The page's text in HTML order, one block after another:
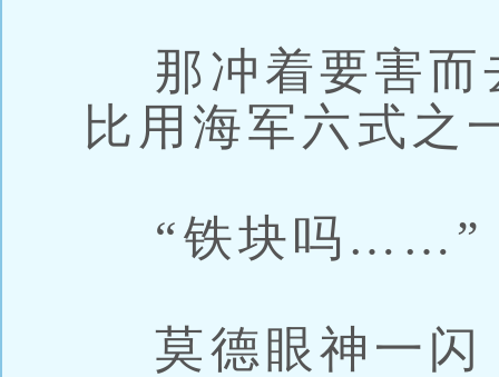
那冲着要害而
比用海军六式之
“铁块吗……”
莫德眼神一闪